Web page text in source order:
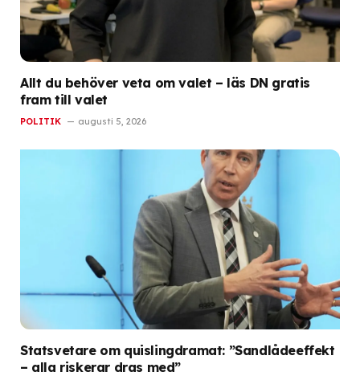
Allt du behöver veta om valet – läs DN gratis
fram till valet
POLITIK augusti 5, 2026
Statsvetare om quislingdramat: ”Sandlådeeffekt
– alla riskerar dras med”